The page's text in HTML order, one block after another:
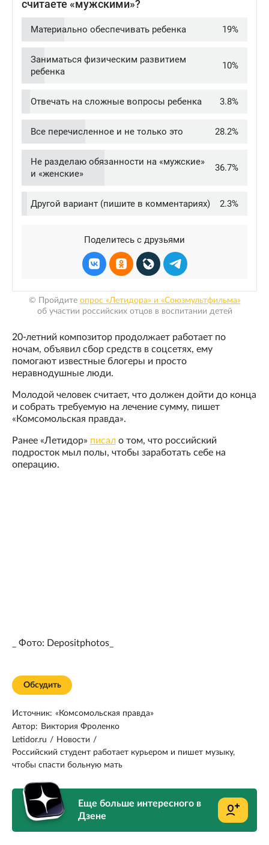
© Пройдите опрос «Летидора» и «Союзмультфильма»
об участии российских отцов в воспитании детей
20-летний композитор продолжает работает по
ночам, объявил сбор средств в соцсетях, ему
помогают известные блогеры и просто
неравнодушные люди.
Молодой человек считает, что должен дойти до конца
и собрать требуемую на лечение сумму, пишет
«Комсомольская правда».
Ранее «Летидор» писал о том, что российский
подросток мыл полы, чтобы заработать себе на
операцию.
_ Фото: Depositphotos_
Обсудить
Источник: «Комсомольская правда»
Автор: Виктория Фроленко
Letidor.ru / Новости /
Российский студент работает курьером и пишет музыку,
чтобы спасти больную мать
Еще больше интересного в
Дзене